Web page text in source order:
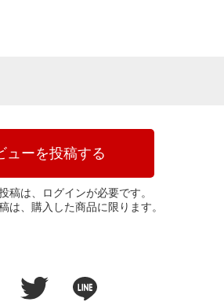
ューを投稿する
稿は、ログインが必要です。
は、購入した商品に限ります。